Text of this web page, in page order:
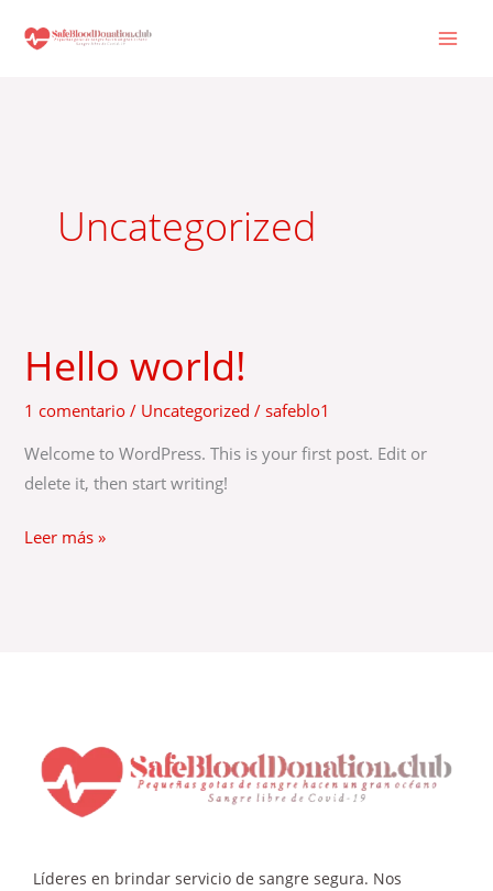
Uncategorized
Hello world!
1 comentario / Uncategorized /safeblo1
Welcome to WordPress. This is your first post. Edit or
delete it, then start writing!
Hello
world!
Leer más »
Líderes en brindar servicio de sangre segura. Nos